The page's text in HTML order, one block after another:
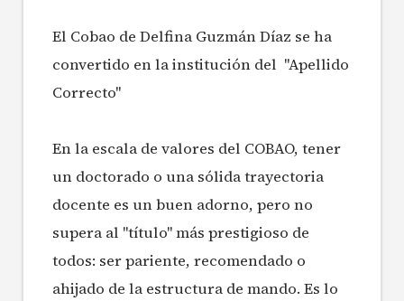
El Cobao de Delfina Guzmán Díaz se ha
convertido en la institución del "Apellido
Correcto"
En la escala de valores del COBAO, tener
un doctorado o una sólida trayectoria
docente es un buen adorno, pero no
supera al "título" más prestigioso de
todos: ser pariente, recomendado o
ahijado de la estructura de mando. Es lo